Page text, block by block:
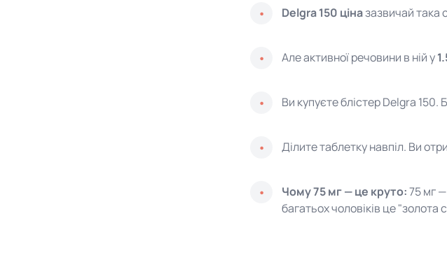
Delgra 150 ціназазвичай така
Але активної речовини в ній у
Ви купуєте блістер Delgra 150.
Ділите таблетку навпіл. Ви
Чому 75 мг — це круто:75 мг
багатьох чоловіків це